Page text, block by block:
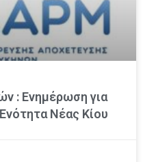
: Ενημέρωση για
Νέας Κίου